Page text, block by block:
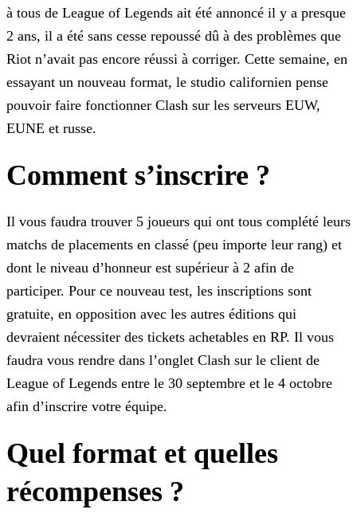
à tous de League of Legends ait été annoncé il y a presque
2 ans, il a été sans cesse repoussé dû à des problèmes que
Riot n’avait pas encore réussi à corriger. Cette semaine, en
essayant un nouveau format, le studio californien pense
pouvoir faire fonctionner Clash sur les serveurs EUW,
EUNE et russe.
Comment s’inscrire ?
Il vous faudra trouver 5 joueurs qui ont tous complété leurs
matchs de placements en classé (peu importe leur rang) et
dont le niveau d’honneur est supérieur à 2 afin de
participer. Pour ce nouveau test, les inscriptions sont
gratuite, en opposition avec les autres éditions qui
devraient nécessiter des tickets achetables en RP. Il vous
faudra vous rendre dans l’onglet Clash sur le client de
League of Legends entre le 30 septembre et le 4 octobre
afin d’inscrire votre équipe.
Quel format et quelles
récompenses ?